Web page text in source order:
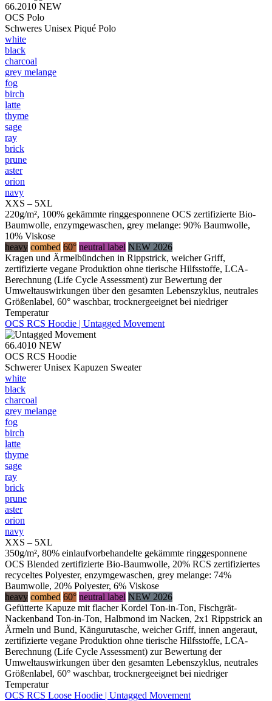
66.2010 NEW
OCS Polo
Schweres Unisex Piqué Polo
white
black
charcoal
grey melange
fog
birch
latte
thyme
sage
ray
brick
prune
aster
orion
navy
XXS – 5XL
220g/m², 100% gekämmte ringgesponnene OCS zertifizierte Bio-
Baumwolle, enzymgewaschen, grey melange: 90% Baumwolle,
10% Viskose
heavy combed 60° neutral label NEW 2026
Kragen und Ärmelbündchen in Rippstrick, weicher Griff,
zertifizierte vegane Produktion ohne tierische Hilfsstoffe, LCA-
Berechnung (Life Cycle Assessment) zur Bewertung der
Umweltauswirkungen über den gesamten Lebenszyklus, neutrales
Größenlabel, 60° waschbar, trocknergeeignet bei niedriger
Temperatur
OCS RCS Hoodie | Untagged Movement
66.4010 NEW
OCS RCS Hoodie
Schwerer Unisex Kapuzen Sweater
white
black
charcoal
grey melange
fog
birch
latte
thyme
sage
ray
brick
prune
aster
orion
navy
XXS – 5XL
350g/m², 80% einlaufvorbehandelte gekämmte ringgesponnene
OCS Blended zertifizierte Bio-Baumwolle, 20% RCS zertifiziertes
recyceltes Polyester, enzymgewaschen, grey melange: 74%
Baumwolle, 20% Polyester, 6% Viskose
heavy combed 60° neutral label NEW 2026
Gefütterte Kapuze mit flacher Kordel Ton-in-Ton, Fischgrät-
Nackenband Ton-in-Ton, Halbmond im Nacken, 2x1 Rippstrick an
Ärmeln und Bund, Kängurutasche, weicher Griff, innen angeraut,
zertifizierte vegane Produktion ohne tierische Hilfsstoffe, LCA-
Berechnung (Life Cycle Assessment) zur Bewertung der
Umweltauswirkungen über den gesamten Lebenszyklus, neutrales
Größenlabel, 60° waschbar, trocknergeeignet bei niedriger
Temperatur
OCS RCS Loose Hoodie | Untagged Movement